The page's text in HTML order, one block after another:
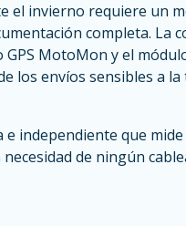
el invierno requiere un
completa. La
MotoMon y el
los envíos sensibles a
independiente que
de ningún